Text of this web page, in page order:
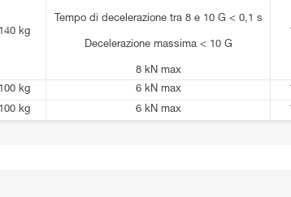
140 kg
Tempo di decelerazione tra 8 e 10 G < 0,1 s
Decelerazione massima < 10 G
8 kN max
100 kg 6 kN max
100 kg 6 kN max